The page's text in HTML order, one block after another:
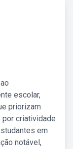
escolar,
priorizam
criatividade
em
notável,